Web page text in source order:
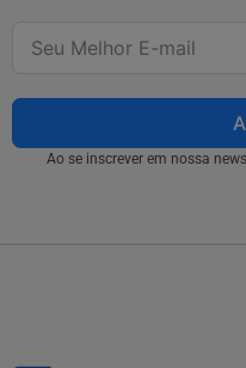
Ao se inscrever em nossa